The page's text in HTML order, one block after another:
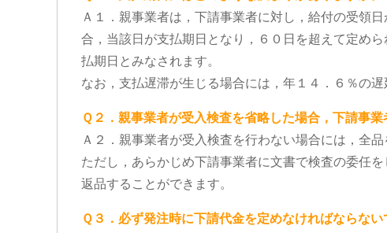
Ａ１．親事業者は，下請事業者に対し，給付の受領
合，当該日が支払期日となり，６０日を超えて定め
払期日とみなされます。
なお，支払遅滞が生じる場合には，年１４．６％の遅
Ｑ２．親事業者が受入検査を省略した場合，下請事
Ａ２．親事業者が受入検査を行わない場合には，全
ただし，あらかじめ下請事業者に文書で検査の委任
返品することができます。
Ｑ３．必ず発注時に下請代金を定めなければならない